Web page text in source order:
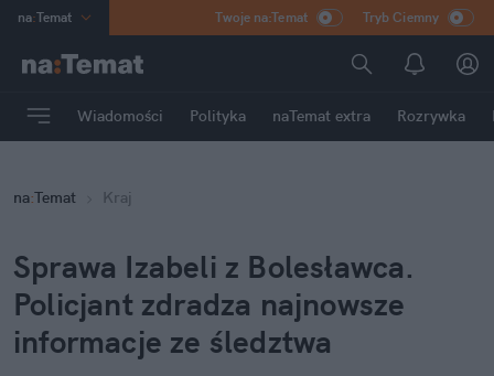
na:Temat
Poland
mama
Rozrywka
Twoje na:Temat Tryb Ciemny
Wiadomości Polityka naTemat extra Rozrywka
na:Temat Kraj
Sprawa Izabeli z Bolesławca.
Policjant zdradza najnowsze
informacje ze śledztwa